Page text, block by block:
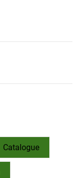
Catalogue